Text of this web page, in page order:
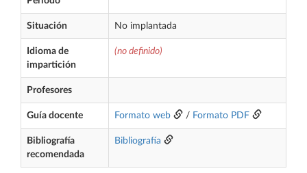
Situación No implantada
Idioma de
impartición
(no definido)
Profesores
Guía docente Formato web / Formato PDF
Bibliografía
recomendada
Bibliografía